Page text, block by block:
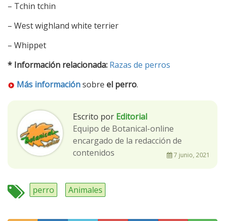
– Tchin tchin
– West wighland white terrier
– Whippet
* Información relacionada: Razas de perros
Más informaciónsobre el perro.
Escrito por Editorial
Equipo de Botanical-online
encargado de la redacción de
contenidos
7 junio, 2021
perro Animales